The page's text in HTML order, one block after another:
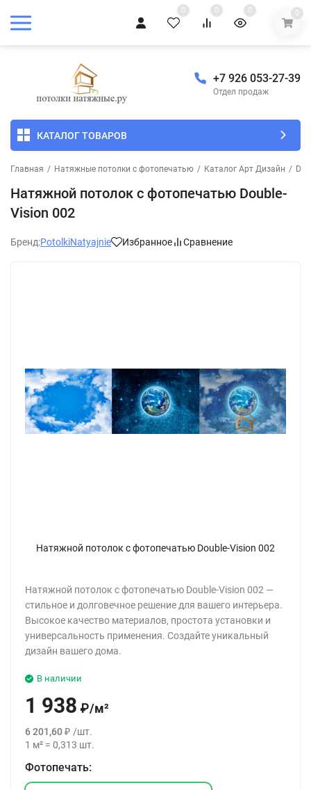
0 0 0 0
+7 926 053-27-39
Отдел продаж
КАТАЛОГ ТОВАРОВ
Главная / Натяжные потолки с фотопечатью / Каталог Арт Дизайн /
Натяжной потолок с фотопечатью Double-
Vision 002
Бренд:PotolkiNatyajnie Избранное Сравнение
Натяжной потолок с фотопечатью Double-Vision 002
Натяжной потолок с фотопечатью Double-Vision 002 —
стильное и долговечное решение для вашего интерьера.
Высокое качество материалов, простота установки и
универсальность применения. Создайте уникальный
дизайн вашего дома.
В наличии
1 938 ₽/м²
6 201,60₽ /шт.
1 м² = 0,313 шт.
Фотопечать: